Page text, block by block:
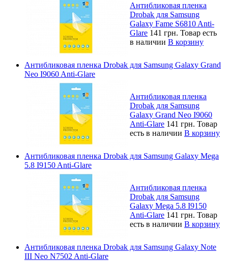
Антибликовая пленка
Drobak для Samsung
Galaxy Fame S6810 Anti-
Glare 141 грн. Товар есть
в наличии В корзину
Антибликовая пленка Drobak для Samsung Galaxy Grand
Neo I9060 Anti-Glare
Антибликовая пленка
Drobak для Samsung
Galaxy Grand Neo I9060
Anti-Glare 141 грн. Товар
есть в наличии В корзину
Антибликовая пленка Drobak для Samsung Galaxy Mega
5.8 I9150 Anti-Glare
Антибликовая пленка
Drobak для Samsung
Galaxy Mega 5.8 I9150
Anti-Glare 141 грн. Товар
есть в наличии В корзину
Антибликовая пленка Drobak для Samsung Galaxy Note
III Neo N7502 Anti-Glare